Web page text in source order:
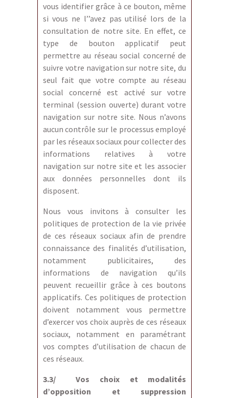
vous identifier grâce à ce bouton, même
si vous ne l’’avez pas utilisé lors de la
consultation de notre site. En effet, ce
type de bouton applicatif peut
permettre au réseau social concerné de
suivre votre navigation sur notre site, du
seul fait que votre compte au réseau
social concerné est activé sur votre
terminal (session ouverte) durant votre
navigation sur notre site. Nous n’avons
aucun contrôle sur le processus employé
par les réseaux sociaux pour collecter des
informations relatives à votre
navigation sur notre site et les associer
aux données personnelles dont ils
disposent.
Nous vous invitons à consulter les
politiques de protection de la vie privée
de ces réseaux sociaux afin de prendre
connaissance des finalités d’utilisation,
notamment publicitaires, des
informations de navigation qu’ils
peuvent recueillir grâce à ces boutons
applicatifs. Ces politiques de protection
doivent notamment vous permettre
d’exercer vos choix auprès de ces réseaux
sociaux, notamment en paramétrant
vos comptes d’utilisation de chacun de
ces réseaux.
3.3/ Vos choix et modalités
d’opposition et suppression